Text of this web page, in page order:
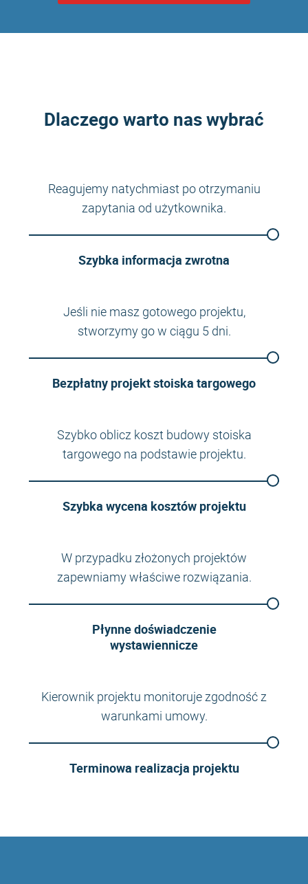
Dlaczego warto nas wybrać
Reagujemy natychmiast po otrzymaniu
zapytania od użytkownika.
Szybka informacja zwrotna
Jeśli nie masz gotowego projektu,
stworzymy go w ciągu 5 dni.
Bezpłatny projekt stoiska targowego
Szybko oblicz koszt budowy stoiska
targowego na podstawie projektu.
Szybka wycena kosztów projektu
W przypadku złożonych projektów
zapewniamy właściwe rozwiązania.
Płynne doświadczenie
wystawiennicze
Kierownik projektu monitoruje zgodność z
warunkami umowy.
Terminowa realizacja projektu